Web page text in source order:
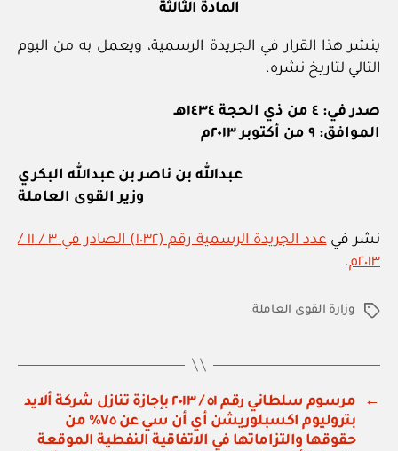
المادة الثالثة
ينشر هذا القرار في الجريدة الرسمية، ويعمل به من اليوم
التالي لتاريخ نشره.
صدر في: ٤ من ذي الحجة ١٤٣٤هـ
الموافق: ٩ من أكتوبر ٢٠١٣م
عبدالله بن ناصر بن عبدالله البكري
وزير القوى العاملة
نشر في
عدد الجريدة الرسمية رقم (١٠٣٢) الصادر في ٣ / ١١ /
٢٠١٣م
.
الوسوموزارة القوى العاملة
←
مرسوم سلطاني رقم ٥١ / ٢٠١٣ بإجازة تنازل شركة ألايد
بتروليوم اكسبلوريشن أي أن سي عن ٧٥٪ من
حقوقها والتزاماتها في الاتفاقية النفطية الموقعة